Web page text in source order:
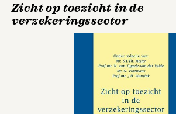
Zicht op toezicht in de
verzekeringssector